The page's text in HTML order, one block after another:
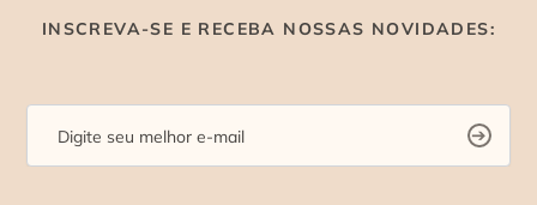
INSCREVA-SE E RECEBA NOSSAS NOVIDADES: